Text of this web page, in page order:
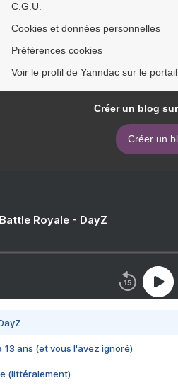
C.G.U.
Cookies et données personnelles
Préférences cookies
Voir le profil de Yanndac sur le
Créer un blog
Créer un
Royale - DayZ
13 ans (et vous l'avez ignoré)
(littéralement)